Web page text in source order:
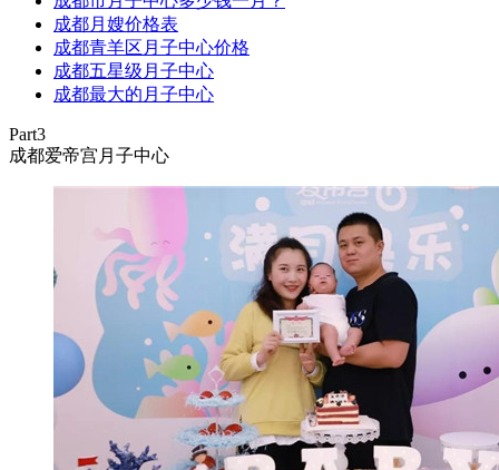
成都月嫂价格表
成都青羊区月子中心价格
成都五星级月子中心
成都最大的月子中心
Part3
成都爱帝宫月子中心